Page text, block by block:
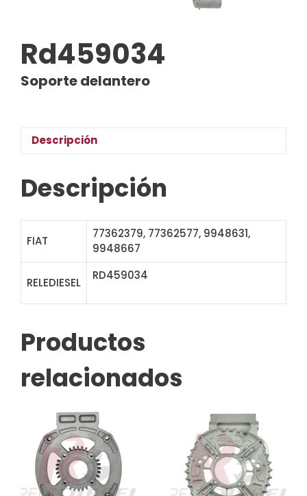
Rd459034
Soporte delantero
Descripción
Descripción
FIAT
77362379, 77362577, 9948631,
9948667
RELEDIESEL
RD459034
Productos
relacionados